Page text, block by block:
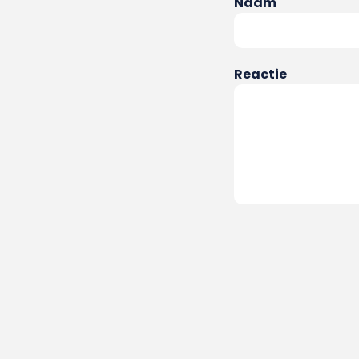
Reactie